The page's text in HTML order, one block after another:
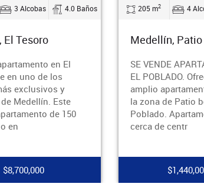
3 Alcobas 4.0 Baños
Tesoro
en El
en uno de los
exclusivos y
Medellín. Este
de 150
en
$8,700,000
205 m2 4
Medellín,
SE VENDE
EL POBLADO.
amplio
la zona de Patio
Poblado.
cerca de centr